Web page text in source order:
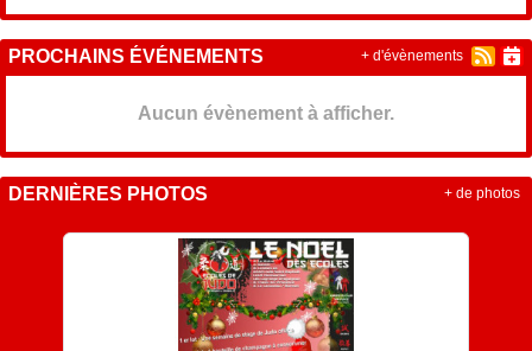
PROCHAINS ÉVÉNEMENTS
Aucun évènement à afficher.
+ d'évènements
DERNIÈRES PHOTOS + de photos